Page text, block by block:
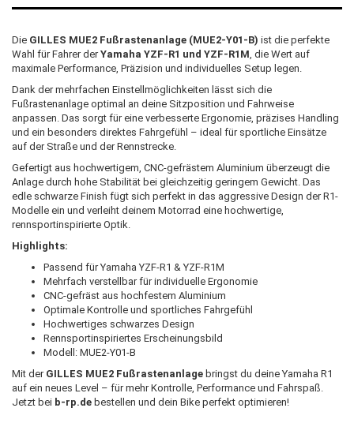
Die GILLES MUE2 Fußrastenanlage (MUE2-Y01-B) ist die perfekte
Wahl für Fahrer derYamaha YZF-R1 und YZF-R1M , die Wert auf
maximale Performance, Präzision und individuelles Setup legen.
Dank der mehrfachen Einstellmöglichkeiten lässt sich die
Fußrastenanlage optimal an deine Sitzposition und Fahrweise
anpassen. Das sorgt für eine verbesserte Ergonomie, präzises Handling
und ein besonders direktes Fahrgefühl – ideal für sportliche Einsätze
auf der Straße und der Rennstrecke.
Gefertigt aus hochwertigem, CNC-gefrästem Aluminium überzeugt die
Anlage durch hohe Stabilität bei gleichzeitig geringem Gewicht. Das
edle schwarze Finish fügt sich perfekt in das aggressive Design der R1-
Modelle ein und verleiht deinem Motorrad eine hochwertige,
rennsportinspirierte Optik.
Highlights:
Passend für Yamaha YZF-R1 & YZF-R1M
Mehrfach verstellbar für individuelle Ergonomie
CNC-gefräst aus hochfestem Aluminium
Optimale Kontrolle und sportliches Fahrgefühl
Hochwertiges schwarzes Design
Rennsportinspiriertes Erscheinungsbild
Modell: MUE2-Y01-B
Mit der GILLES MUE2 Fußrastenanlage bringst du deine Yamaha R1
auf ein neues Level – für mehr Kontrolle, Performance und Fahrspaß.
Jetzt bei b-rp.de bestellen und dein Bike perfekt optimieren!